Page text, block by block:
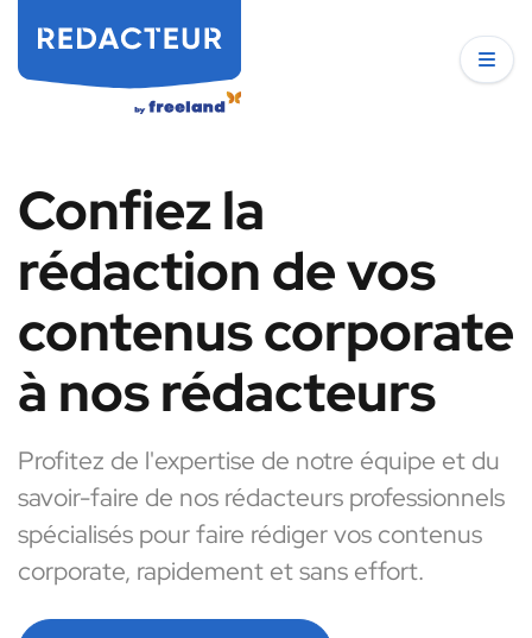
Confiez la
rédaction de vos
contenus corporate
à nos rédacteurs
Profitez de l'expertise de notre équipe et du
savoir-faire de nos rédacteurs professionnels
spécialisés pour faire rédiger vos contenus
corporate, rapidement et sans effort.